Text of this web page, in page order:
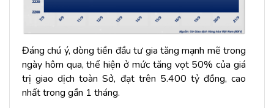
Đáng chú ý, dòng tiền đầu tư gia tăng mạnh mẽ trong
ngày hôm qua, thể hiện ở mức tăng vọt 50% của giá
trị giao dịch toàn Sở, đạt trên 5.400 tỷ đồng, cao
nhất trong gần 1 tháng.